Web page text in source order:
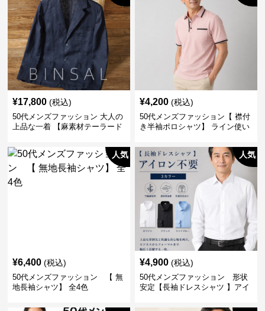
¥17,800 (税込)
50代メンズファッション 大人の
上品な一着 【麻素材テーラード
¥4,200 (税込)
50代メンズファッション【 襟付
き半袖ポロシャツ】 ライン使い
人気
¥6,400 (税込)
50代メンズファッション 【 無
地長袖シャツ】 全4色
人気
¥4,900 (税込)
50代メンズファッション 形状
安定【長袖ドレスシャツ 】アイ